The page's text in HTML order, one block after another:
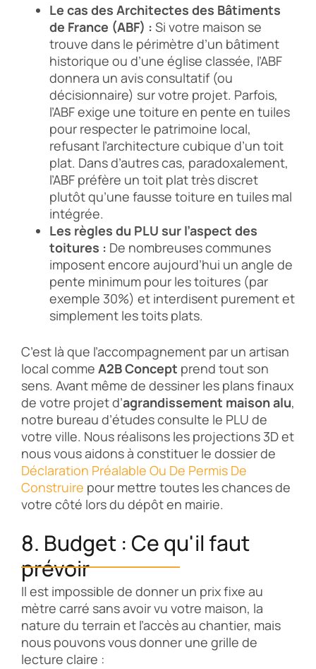
Le cas des Architectes des Bâtiments
de France (ABF) : Si votre maison se
trouve dans le périmètre d’un bâtiment
historique ou d’une église classée, l’ABF
donnera un avis consultatif (ou
décisionnaire) sur votre projet. Parfois,
l’ABF exige une toiture en pente en tuiles
pour respecter le patrimoine local,
refusant l’architecture cubique d’un toit
plat. Dans d’autres cas, paradoxalement,
l’ABF préfère un toit plat très discret
plutôt qu’une fausse toiture en tuiles mal
intégrée.
Les règles du PLU sur l’aspect des
toitures : De nombreuses communes
imposent encore aujourd’hui un angle de
pente minimum pour les toitures (par
exemple 30%) et interdisent purement et
simplement les toits plats.
C’est là que l’accompagnement par un artisan
local comme A2B Concept prend tout son
sens. Avant même de dessiner les plans finaux
de votre projet d’agrandissement maison alu,
notre bureau d’études consulte le PLU de
votre ville. Nous réalisons les projections 3D et
nous vous aidons à constituer le dossier de
Déclaration Préalable Ou De Permis De
Construire pour mettre toutes les chances de
votre côté lors du dépôt en mairie.
8. Budget : Ce qu'il faut
prévoir
Il est impossible de donner un prix fixe au
mètre carré sans avoir vu votre maison, la
nature du terrain et l’accès au chantier, mais
nous pouvons vous donner une grille de
lecture claire :